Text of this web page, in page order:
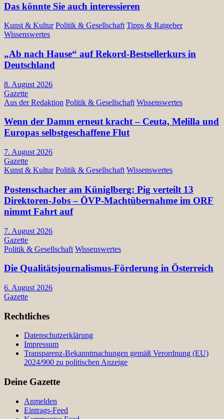
Das könnte Sie auch interessieren
Kunst & Kultur Politik & Gesellschaft Tipps & Ratgeber
Wissenswertes
„Ab nach Hause“ auf Rekord-Bestsellerkurs in
Deutschland
8. August 2026
Gazette
Aus der Redaktion Politik & Gesellschaft Wissenswertes
Wenn der Damm erneut kracht – Ceuta, Melilla und
Europas selbstgeschaffene Flut
7. August 2026
Gazette
Kunst & Kultur Politik & Gesellschaft Wissenswertes
Postenschacher am Küniglberg: Pig verteilt 13
Direktoren-Jobs – ÖVP-Machtübernahme im ORF
nimmt Fahrt auf
7. August 2026
Gazette
Politik & Gesellschaft Wissenswertes
Die Qualitätsjournalismus-Förderung in Österreich
6. August 2026
Gazette
Rechtliches
Datenschutzerklärung
Impressum
Transparenz-Bekanntmachungen gemäß Verordnung (EU)
2024/900 zu politischen Anzeige
Deine Gazette
Anmelden
Eintrags-Feed